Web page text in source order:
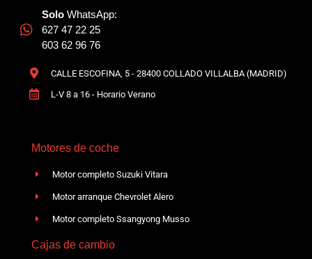
Solo WhatsApp:
627 47 22 25
603 62 96 76
CALLE ESCOFINA, 5 - 28400 COLLADO VILLALBA (MADRID)
L-V 8 a 16 - Horario Verano
Motores de coche
Motor completo Suzuki Vitara
Motor arranque Chevrolet Alero
Motor completo Ssangyong Musso
Cajas de cambio